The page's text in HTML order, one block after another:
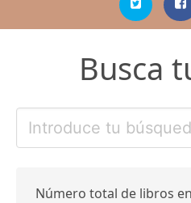
Busca
Número total de libros